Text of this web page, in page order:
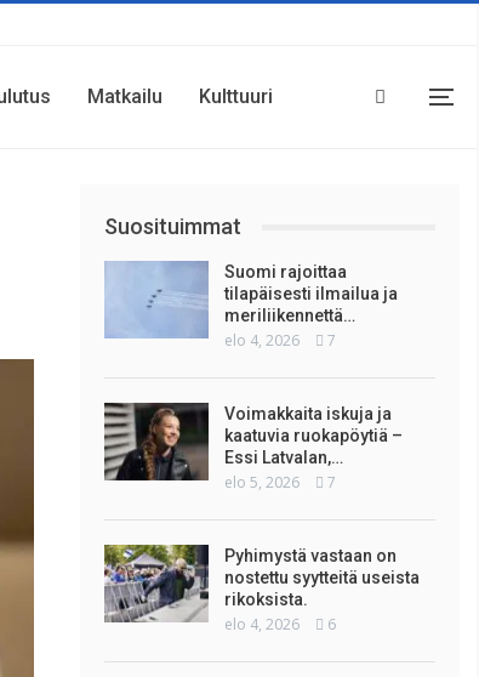
Matkailu Kulttuuri
Suosituimmat
Suomi rajoittaa
tilapäisesti ilmailua ja
meriliikennettä…
elo 4, 2026 7
Voimakkaita iskuja ja
kaatuvia ruokapöytiä –
Essi Latvalan,…
elo 5, 2026 7
Pyhimystä vastaan on
nostettu syytteitä useista
rikoksista.
elo 4, 2026 6